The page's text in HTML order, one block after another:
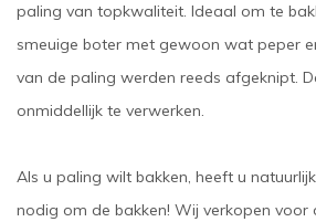
paling van topkwaliteit. Ideaal om te
smeuige boter met gewoon wat peper
van de paling werden reeds afgeknipt.
onmiddellijk te verwerken.
Als u paling wilt bakken, heeft u
nodig om de bakken! Wij verkopen voor